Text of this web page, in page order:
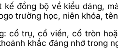
đồng bộ về kiểu dáng,
trường học, niên khóa,
cổ trụ, cổ viền, cổ tròn
khắc đáng nhớ trong